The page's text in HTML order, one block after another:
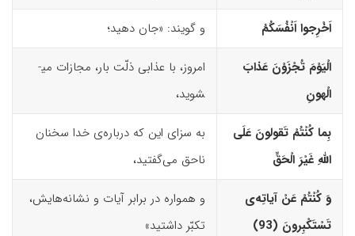
اَخْرِجوا اَنْفُسَکُمُ و ‌گویند: «جان دهید؛
الْیَوْمَ تُجْزَوْنَ عَذابَ
الْهونِ
امروز، با عذابی ذلّت ‌بار، مجازات می­
شوید،
بِما کُنْتُمْ تَقولونَ عَلَى
اللّهِ غَیْرَ الْحَقِّ
به سزای این که درباره‌ی خدا سخنان
ناحق می‌گفتید،
وَ کُنْتُمْ عَنْ آیاتِه‌ى
تَسْتَکْبِرونَ (93)‏
و همواره در برابر آیات و نشانه‌هایش،
تکبّر داشتید»